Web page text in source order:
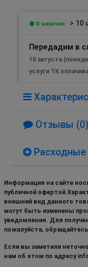
В наличии > 10
Передадим в
10 августа
услуги ТК
Отзывы (0)
Информация на сайте
публичной
внешний вид данного
могут быть изменены
уведомления. Для
пожалуйста,
Если вы заметили
нам об этом по адресу